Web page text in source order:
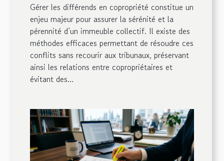
Gérer les différends en copropriété constitue un
enjeu majeur pour assurer la sérénité et la
pérennité d’un immeuble collectif. Il existe des
méthodes efficaces permettant de résoudre ces
conflits sans recourir aux tribunaux, préservant
ainsi les relations entre copropriétaires et
évitant des...